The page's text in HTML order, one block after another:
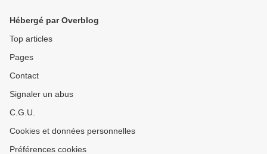
Hébergé par Overblog
Top articles
Pages
Contact
Signaler un abus
C.G.U.
Cookies et données personnelles
Préférences cookies